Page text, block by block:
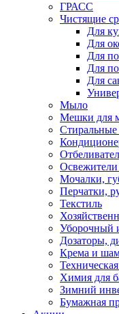
ГРАСС
Чистящие
Для
Для
Для
Для
Для
Мыло
Мешки для
Освежители
Мочалки,
Перчатки,
Текстиль
Уборочный
Дозаторы,
Крема и
Химия для
Зимний
Бумажная